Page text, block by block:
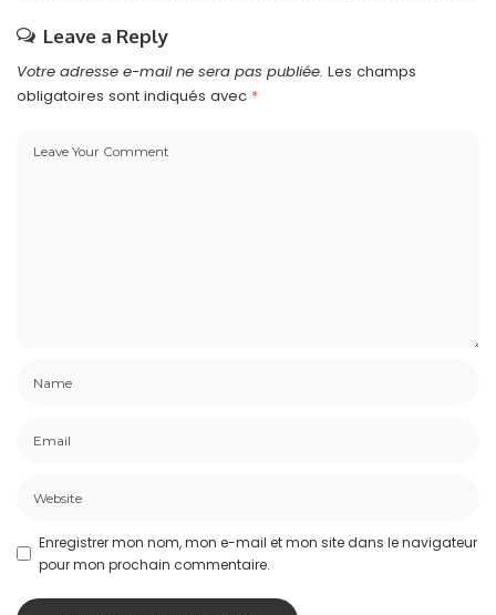
Leave a Reply
Votre adresse e-mail ne sera pas publiée. Les champs
obligatoires sont indiqués avec *
Enregistrer mon nom, mon e-mail et mon site dans le navigateur
pour mon prochain commentaire.